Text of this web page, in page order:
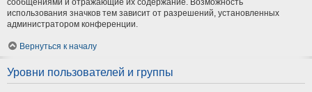
сообщениями и отражающие их содержание. Возможность
использования значков тем зависит от разрешений, установленных
администратором конференции.
Вернуться к началу
Уровни пользователей и группы